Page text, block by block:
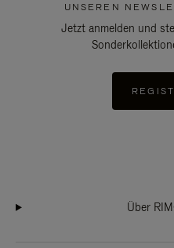
UNSEREN
Jetzt anmelden und
Über